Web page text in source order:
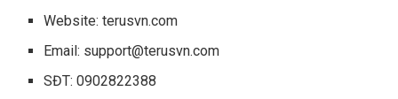
Website: terusvn.com
Email: support@terusvn.com
SĐT: 0902822388